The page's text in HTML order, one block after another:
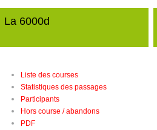
La 6000d
Liste des courses
Statistiques des passages
Participants
Hors course / abandons
PDF